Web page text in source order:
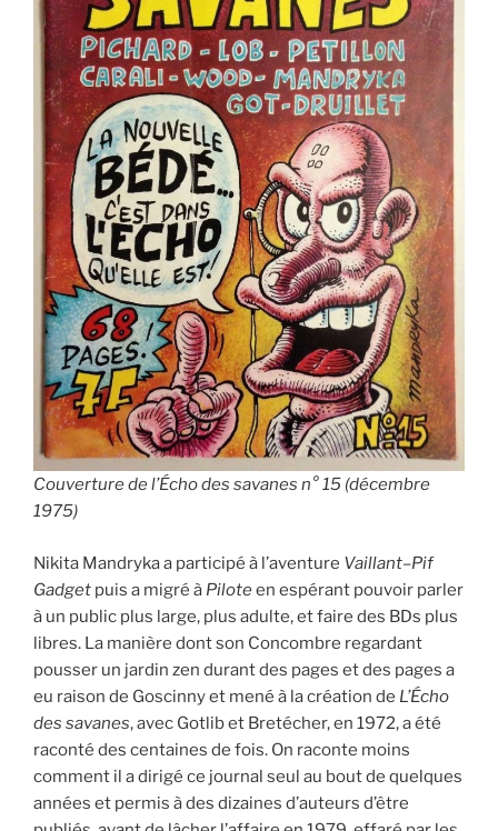
Couverture de l’Écho des savanes n° 15 (décembre
1975)
Nikita Mandryka a participé à l’aventure Vaillant–Pif
Gadget puis a migré à Piloteen espérant pouvoir parler
à un public plus large, plus adulte, et faire des BDs plus
libres. La manière dont son Concombre regardant
pousser un jardin zen durant des pages et des pages a
eu raison de Goscinny et mené à la création de L’Écho
des savanes, avec Gotlib et Bretécher, en 1972, a été
raconté des centaines de fois. On raconte moins
comment il a dirigé ce journal seul au bout de quelques
années et permis à des dizaines d’auteurs d’être